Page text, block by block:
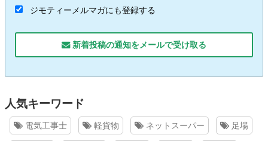
ジモティーメルマガにも登録する
新着投稿の通知をメールで受け取る
人気キーワード
電気工事士 軽貨物 ネットスーパー 足場